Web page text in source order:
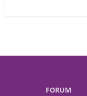
FORUM